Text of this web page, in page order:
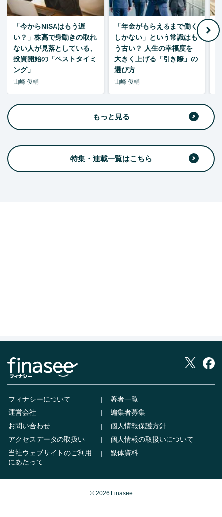
「今からNISAはもう遅
い？」株高で身動きの取れ
ない人が見落としている、
投資開始の「ベストタイミ
ング」
山崎 俊輔
「年金がもらえるまで働く
しかない」という常識はも
う古い？ 人生の幸福度を
大きく上げる「引き際」の
選び方
山崎 俊輔
もっと見る
特集・連載一覧はこちら
フィナシーについて
著者一覧
運営会社
編集者募集
お問い合わせ
個人情報保護方針
アクセスデータの取扱い
個人情報の取扱いについて
当社ウェブサイトのご利用
にあたって
媒体資料
© 2026 Finasee